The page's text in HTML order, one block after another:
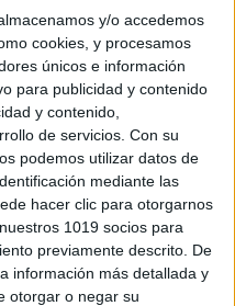
y/o accedemos
cookies, y procesamos
únicos e información
para publicidad y contenido
y contenido,
de servicios. Con su
podemos utilizar datos de
mediante las
hacer clic para otorgarnos
1019 socios para
previamente descrito. De
información más detallada y
otorgar o negar su
la creación de
Orientación Andújar!
un nuevo recurso
encantará. Se trata de
diseñado […]